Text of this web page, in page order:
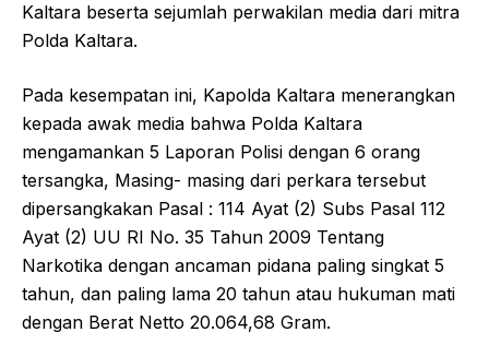
Kaltara beserta sejumlah perwakilan media dari mitra
Polda Kaltara.
Pada kesempatan ini, Kapolda Kaltara menerangkan
kepada awak media bahwa Polda Kaltara
mengamankan 5 Laporan Polisi dengan 6 orang
tersangka, Masing- masing dari perkara tersebut
dipersangkakan Pasal : 114 Ayat (2) Subs Pasal 112
Ayat (2) UU RI No. 35 Tahun 2009 Tentang
Narkotika dengan ancaman pidana paling singkat 5
tahun, dan paling lama 20 tahun atau hukuman mati
dengan Berat Netto 20.064,68 Gram.